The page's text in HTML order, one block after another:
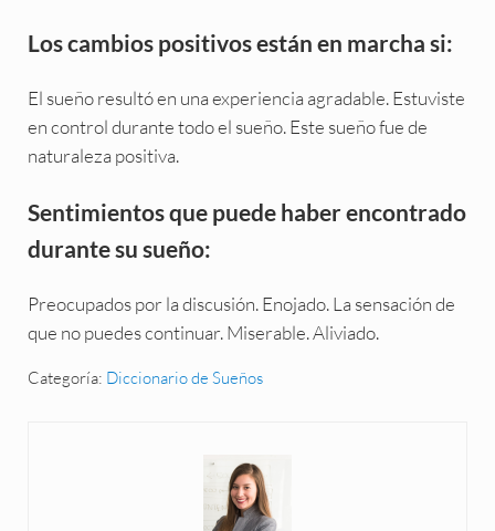
Los cambios positivos están en marcha si:
El sueño resultó en una experiencia agradable. Estuviste
en control durante todo el sueño. Este sueño fue de
naturaleza positiva.
Sentimientos que puede haber encontrado
durante su sueño:
Preocupados por la discusión. Enojado. La sensación de
que no puedes continuar. Miserable. Aliviado.
Categoría: Diccionario de Sueños